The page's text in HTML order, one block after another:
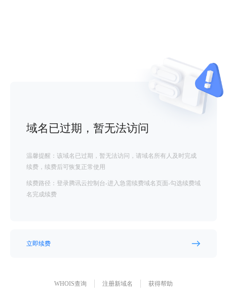
域名已过期，暂无法访问
温馨提醒：该域名已过期，暂无法访问，请域名所有人及时完成
续费，续费后可恢复正常使用
续费路径：登录腾讯云控制台-进入急需续费域名页面-勾选续费域
名完成续费
立即续费
WHOIS查询 注册新域名 获得帮助